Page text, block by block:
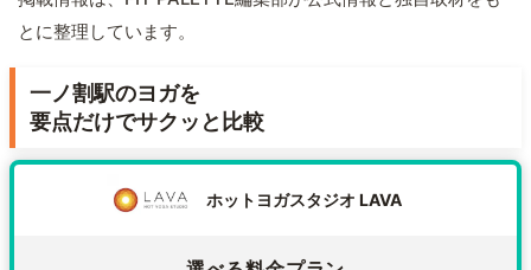
とに整理しています。
一ノ割駅のヨガを
要点だけでサクッと比較
ホットヨガスタジオ LAVA